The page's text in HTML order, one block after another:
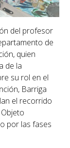
del profesor
de
quien
de la
su rol en el
Barriga
el recorrido
Objeto
por las fases